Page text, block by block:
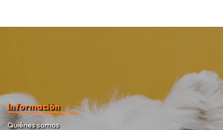
Información
Quiénes somos